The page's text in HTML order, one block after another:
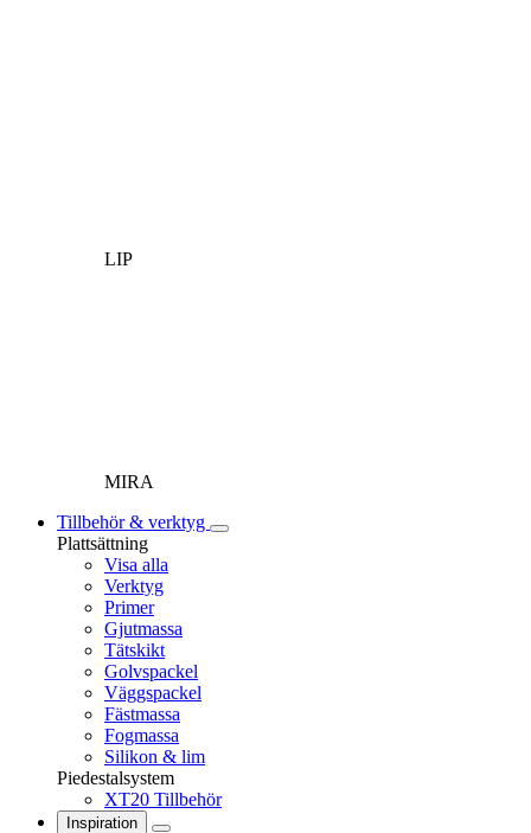
LIP
MIRA
Tillbehör & verktyg
Plattsättning
Visa alla
Verktyg
Primer
Gjutmassa
Tätskikt
Golvspackel
Väggspackel
Fästmassa
Fogmassa
Silikon & lim
Piedestalsystem
XT20 Tillbehör
Inspiration